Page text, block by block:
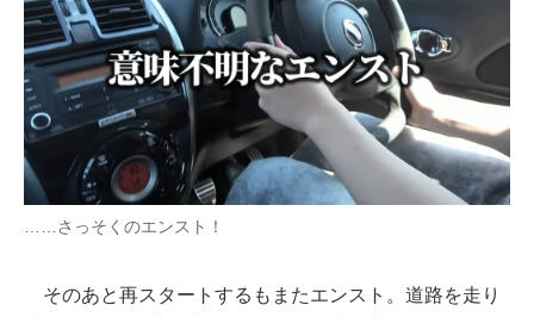
……さっそくのエンスト！
そのあと再スタートするもまたエンスト。道路を走り